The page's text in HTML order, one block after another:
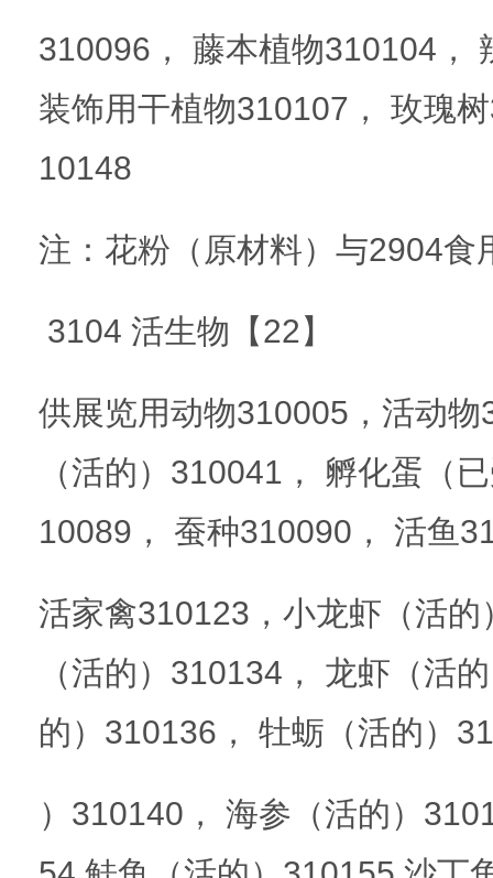
310096， 藤本植物310104，
装饰用干植物310107， 玫瑰
10148
注：花粉（原材料）与2904食
3104 活生物【22】
供展览用动物310005，活动
（活的）310041， 孵化蛋（
10089， 蚕种310090， 活鱼
活家禽310123，小龙虾（活
（活的）310134， 龙虾（活
的）310136， 牡蛎（活的）
）310140， 海参（活的）